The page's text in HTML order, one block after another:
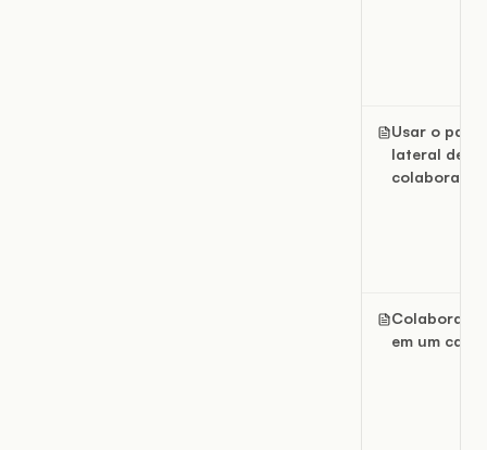
Usar o
lateral de
colaboração
Colaborar
em um